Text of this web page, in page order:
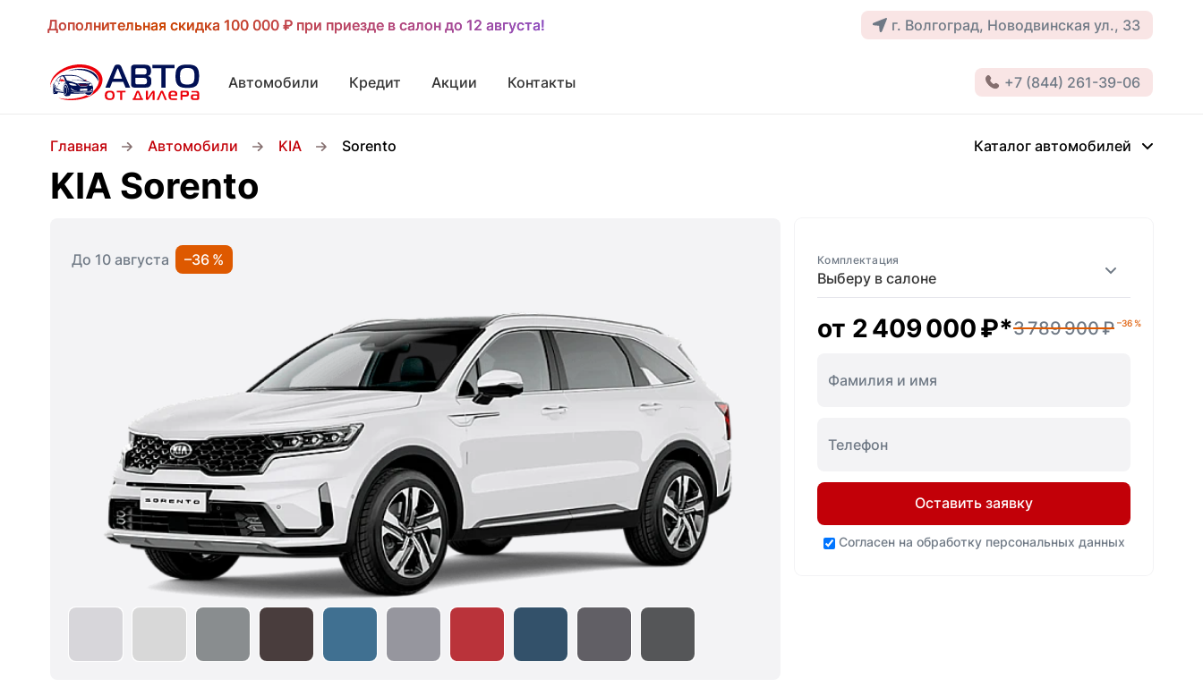
Дополнительная скидка 100 000 ₽ при приезде в салон до 12 августа!
Дополнительная скидка 100 000 ₽ при приезде в салон до 12 августа! г. Волгоград, Новодвинская ул., 33
Автомобили Кредит Акции Контакты +7 (844) 261-39-06
Главная Автомобили KIA Sorento Каталог автомобилей
KIA Sorento
До 10 августа
–36 %
Выберу в салоне
Комплектация
от 2 409 000 ₽*3 789 900 ₽ –36 %
Оставить заявку
Согласен на обработку персональных данных